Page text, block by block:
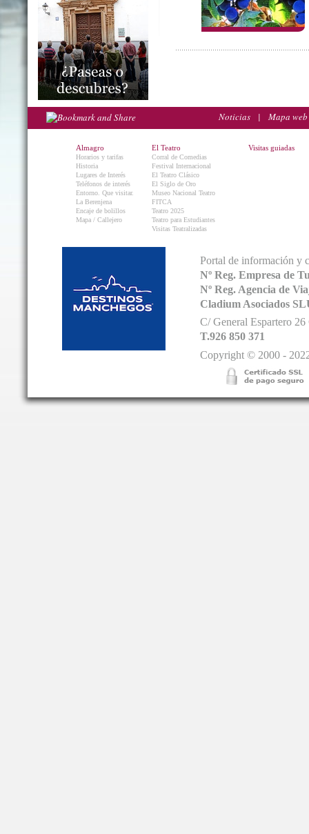
Noticias | Mapa web
Almagro
Horarios y tarifas
Historia
Lugares de Interés
Teléfonos de interés
Entorno. Que visitar.
La Berenjena
Encaje de bolillos
Mapa / Callejero
El Teatro
Corral de Comedias
Festival Internacional
El Teatro Clásico
El Siglo de Oro
Museo Nacional Teatro
FITCA
Teatro 2025
Teatro para Estudiantes
Visitas Teatralizadas
Visitas guiadas
Portal de información y
Nº Reg. Empresa de
Nº Reg. Agencia de
Cladium Asociados
C/ General Espartero
T.926 850 371
Copyright © 2000 -